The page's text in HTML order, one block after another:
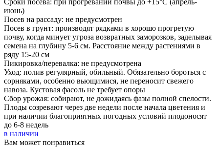
июнь)
Посев на рассаду: не предусмотрен
Посев в грунт: производят рядками в хорошо прогретую
почву, когда минует угроза возвратных заморозков, заделывая
семена на глубину 5-6 см. Расстояние между растениями в
ряду 15-20 см
Пикировка/перевалка: не предусмотрена
Уход: полив регулярный, обильный. Обязательно бороться с
сорняками, особенно вьющимися, не переносит свежего
навоза. Кустовая фасоль не требует опоры
Сбор урожая: собирают, не дожидаясь фазы полной спелости.
Плоды созревают через две недели после начала цветения и
при наличии благоприятных погодных условий плодоносят
до 6-8 недель
в наличии
Вам может понравиться